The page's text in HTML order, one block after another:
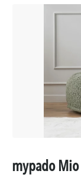
Bildergalerie
mypado